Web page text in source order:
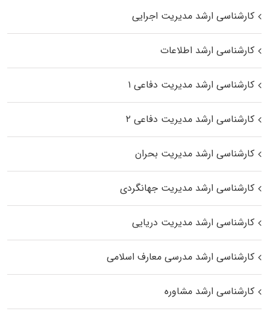
کارشناسی ارشد مدیریت اجرایی
کارشناسی ارشد اطلاعات
کارشناسی ارشد مدیریت دفاعی ۱
کارشناسی ارشد مدیریت دفاعی ۲
کارشناسی ارشد مدیریت بحران
کارشناسی ارشد مدیریت جهانگردی
کارشناسی ارشد مدیریت دریایی
کارشناسی ارشد مدرسی معارف اسلامی
کارشناسی ارشد مشاوره